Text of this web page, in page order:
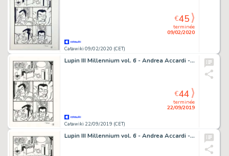
Catawiki 09/02/2020 (CET)
terminée
09/02/2020
€45
Lupin III Millennium vol. 6 - Andrea Accardi - tavola originale firmata - Page volante - (2002)
Catawiki 22/09/2019 (CET)
terminée
22/09/2019
€44
Lupin III Millennium vol. 6 - Andrea Accardi - tavola originale firmata - Page volante - (2002)